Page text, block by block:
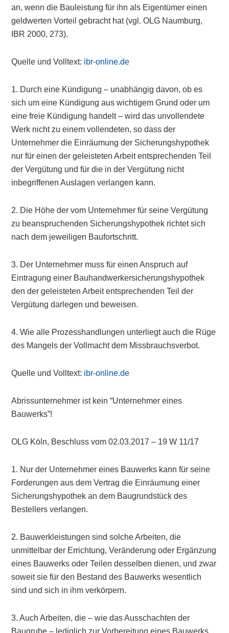
an, wenn die Bauleistung für ihn als Eigentümer einen
geldwerten Vorteil gebracht hat (vgl. OLG Naumburg,
IBR 2000, 273).
Quelle und Volltext: ibr-online.de
1. Durch eine Kündigung – unabhängig davon, ob es
sich um eine Kündigung aus wichtigem Grund oder um
eine freie Kündigung handelt – wird das unvollendete
Werk nicht zu einem vollendeten, so dass der
Unternehmer die Einräumung der Sicherungshypothek
nur für einen der geleisteten Arbeit entsprechenden Teil
der Vergütung und für die in der Vergütung nicht
inbegriffenen Auslagen verlangen kann.
2. Die Höhe der vom Unternehmer für seine Vergütung
zu beanspruchenden Sicherungshypothek richtet sich
nach dem jeweiligen Baufortschritt.
3. Der Unternehmer muss für einen Anspruch auf
Eintragung einer Bauhandwerkersicherungshypothek
den der geleisteten Arbeit entsprechenden Teil der
Vergütung darlegen und beweisen.
4. Wie alle Prozesshandlungen unterliegt auch die Rüge
des Mangels der Vollmacht dem Missbrauchsverbot.
Quelle und Volltext: ibr-online.de
Abrissunternehmer ist kein “Unternehmer eines
Bauwerks”!
OLG Köln, Beschluss vom 02.03.2017 – 19 W 11/17
1. Nur der Unternehmer eines Bauwerks kann für seine
Forderungen aus dem Vertrag die Einräumung einer
Sicherungshypothek an dem Baugrundstück des
Bestellers verlangen.
2. Bauwerkleistungen sind solche Arbeiten, die
unmittelbar der Errichtung, Veränderung oder Ergänzung
eines Bauwerks oder Teilen desselben dienen, und zwar
soweit sie für den Bestand des Bauwerks wesentlich
sind und sich in ihm verkörpern.
3. Auch Arbeiten, die – wie das Ausschachten der
Baugrube – lediglich zur Vorbereitung eines Bauwerks